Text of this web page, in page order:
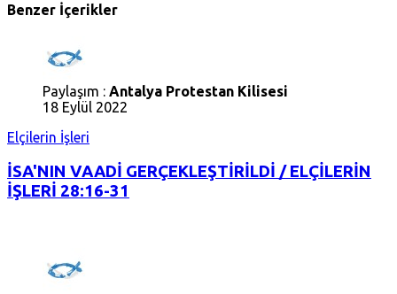
Benzer İçerikler
Paylaşım : Antalya Protestan Kilisesi
18 Eylül 2022
Elçilerin İşleri
İSA'NIN VAADİ GERÇEKLEŞTİRİLDİ / ELÇİLERİN
İŞLERİ 28:16-31